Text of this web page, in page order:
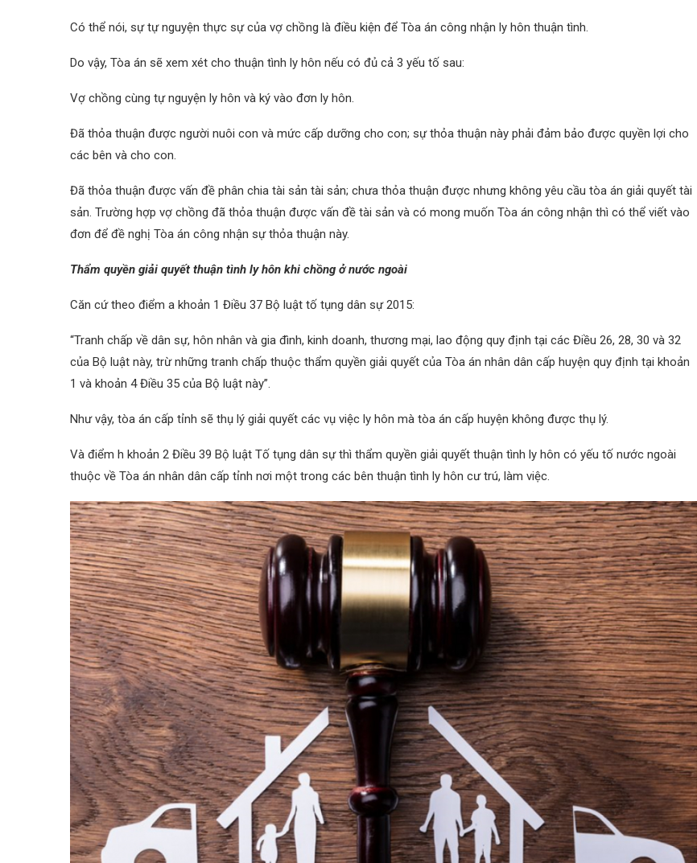
Có thể nói, sự tự nguyện thực sự của vợ chồng là điều kiện để Tòa án công nhận ly hôn thuận tình.
Do vậy, Tòa án sẽ xem xét cho thuận tình ly hôn nếu có đủ cả 3 yếu tố sau:
Vợ chồng cùng tự nguyện ly hôn và ký vào đơn ly hôn.
Đã thỏa thuận được người nuôi con và mức cấp dưỡng cho con; sự thỏa thuận này phải đảm bảo được quyền lợi cho
các bên và cho con.
Đã thỏa thuận được vấn đề phân chia tài sản tài sản; chưa thỏa thuận được nhưng không yêu cầu tòa án giải quyết tài
sản. Trường hợp vợ chồng đã thỏa thuận được vấn đề tài sản và có mong muốn Tòa án công nhận thì có thể viết vào
đơn để đề nghị Tòa án công nhận sự thỏa thuận này.
Thẩm quyền giải quyết thuận tình ly hôn khi chồng ở nước ngoài
Căn cứ theo điểm a khoản 1 Điều 37 Bộ luật tố tụng dân sự 2015:
“Tranh chấp về dân sự, hôn nhân và gia đình, kinh doanh, thương mại, lao động quy định tại các Điều 26, 28, 30 và 32
của Bộ luật này, trừ những tranh chấp thuộc thẩm quyền giải quyết của Tòa án nhân dân cấp huyện quy định tại khoản
1 và khoản 4 Điều 35 của Bộ luật này”.
Như vậy, tòa án cấp tỉnh sẽ thụ lý giải quyết các vụ việc ly hôn mà tòa án cấp huyện không được thụ lý.
Và điểm h khoản 2 Điều 39 Bộ luật Tố tụng dân sự thì thẩm quyền giải quyết thuận tình ly hôn có yếu tố nước ngoài
thuộc về Tòa án nhân dân cấp tỉnh nơi một trong các bên thuận tình ly hôn cư trú, làm việc.